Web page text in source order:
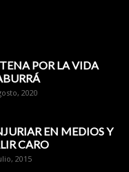
POR LA VIDA
2020
EN MEDIOS Y
CARO
2015